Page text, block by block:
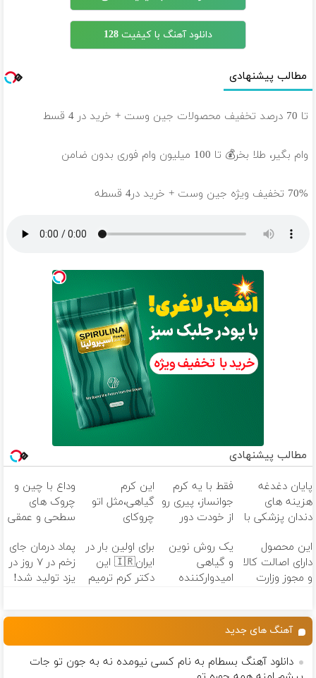
دانلود آهنگ با کیفیت 128
مطالب پیشنهادی
تا 70 درصد تخفیف محصولات جین وست + خرید در 4 قسط
وام بگیر، طلا بخر💰 تا 100 میلیون وام فوری بدون ضامن
70% تخفیف ویژه جین وست + خرید در4 قسطه
مطالب پیشنهادی
پایان دغدغه
هزینه های
دندان پزشکی با
کننده خانگی
فقط با یه کرم
جوانساز، پیری رو
از خودت دور
این کرم
گیاهی،مثل اتو
چروکای
میکنه!50%تخفیف
وداع با چین و
چروک های
سطحی و عمقی
این محصول
دارای اصالت کالا
و مجوز وزارت
یک روش نوین
و گیاهی
امیدوارکننده
کبدی55%تخفیف
برای اولین بار در
ایران🇮🇷 این
دکتر کرم ترمیم
پماد درمان جای
زخم در ۷ روز در
یزد تولید شد!
آهنگ های جدید
دانلود آهنگ بسطام به نام کسی نیومده نه به جون تو جات